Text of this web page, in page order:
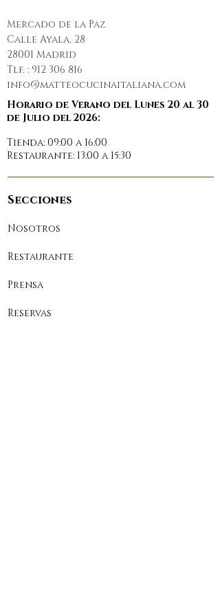
Mercado de la Paz
Calle Ayala, 28
28001 Madrid
Tlf. : 912 306 816
info@matteocucinaitaliana.com
Horario de Verano del Lunes 20 al 30
de Julio del 2026:
Tienda: 09:00 a 16:00
Restaurante: 13:00 a 15:30
Secciones
Nosotros
Restaurante
Prensa
Reservas